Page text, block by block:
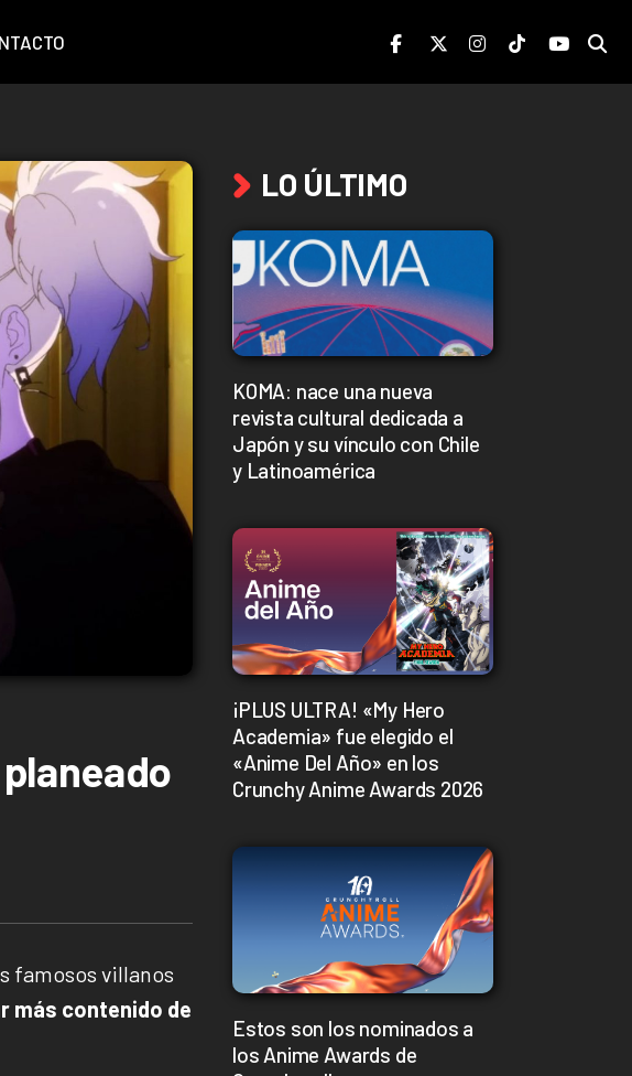
famosos villanos
más contenido de
LO ÚLTIMO
KOMA: nace una nueva
revista cultural dedicada a
Japón y su vínculo con Chile
y Latinoamérica
¡PLUS ULTRA! «My Hero
Academia» fue elegido el
«Anime Del Año» en los
Crunchy Anime Awards 2026
Estos son los nominados a
los Anime Awards de